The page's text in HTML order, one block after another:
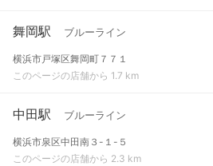
舞岡駅 ブルーライン
横浜市戸塚区舞岡町７７１
このページの店舗から 1.7 km
中田駅 ブルーライン
横浜市泉区中田南３-１-５
このページの店舗から 2.3 km